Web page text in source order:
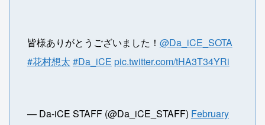
皆様ありがとうございました！ @Da_iCE_SOTA
#花村想太 #Da_iCE pic.twitter.com/tHA3T34YRi
— Da-iCE STAFF (@Da_iCE_STAFF) February